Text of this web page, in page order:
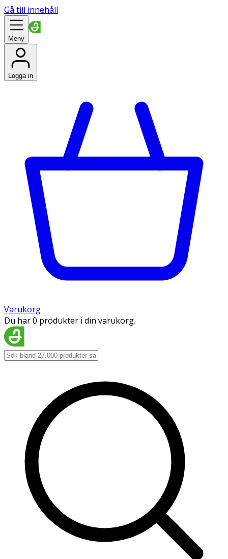
Gå till innehåll
Meny
Logga in
Varukorg
Du har 0 produkter i din varukorg.